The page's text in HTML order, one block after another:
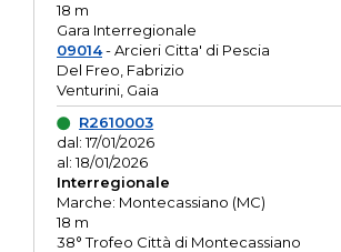
18 m
Gara Interregionale
09014- Arcieri Citta' di Pescia
Del Freo, Fabrizio
Venturini, Gaia
R2610003
dal: 17/01/2026
al: 18/01/2026
Interregionale
Marche: Montecassiano (MC)
18 m
38° Trofeo Città di Montecassiano